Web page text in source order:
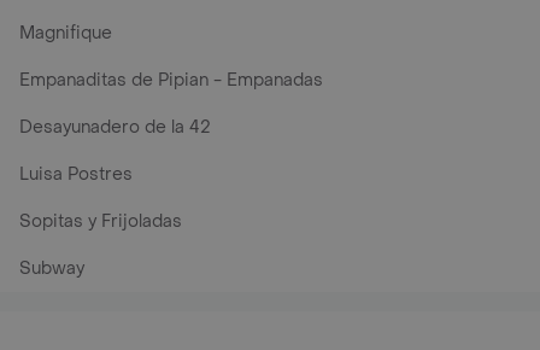
Magnifique
Empanaditas de Pipian - Empanadas
Desayunadero de la 42
Luisa Postres
Sopitas y Frijoladas
Subway